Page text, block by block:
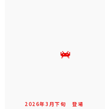
2026年3 月下旬 登場